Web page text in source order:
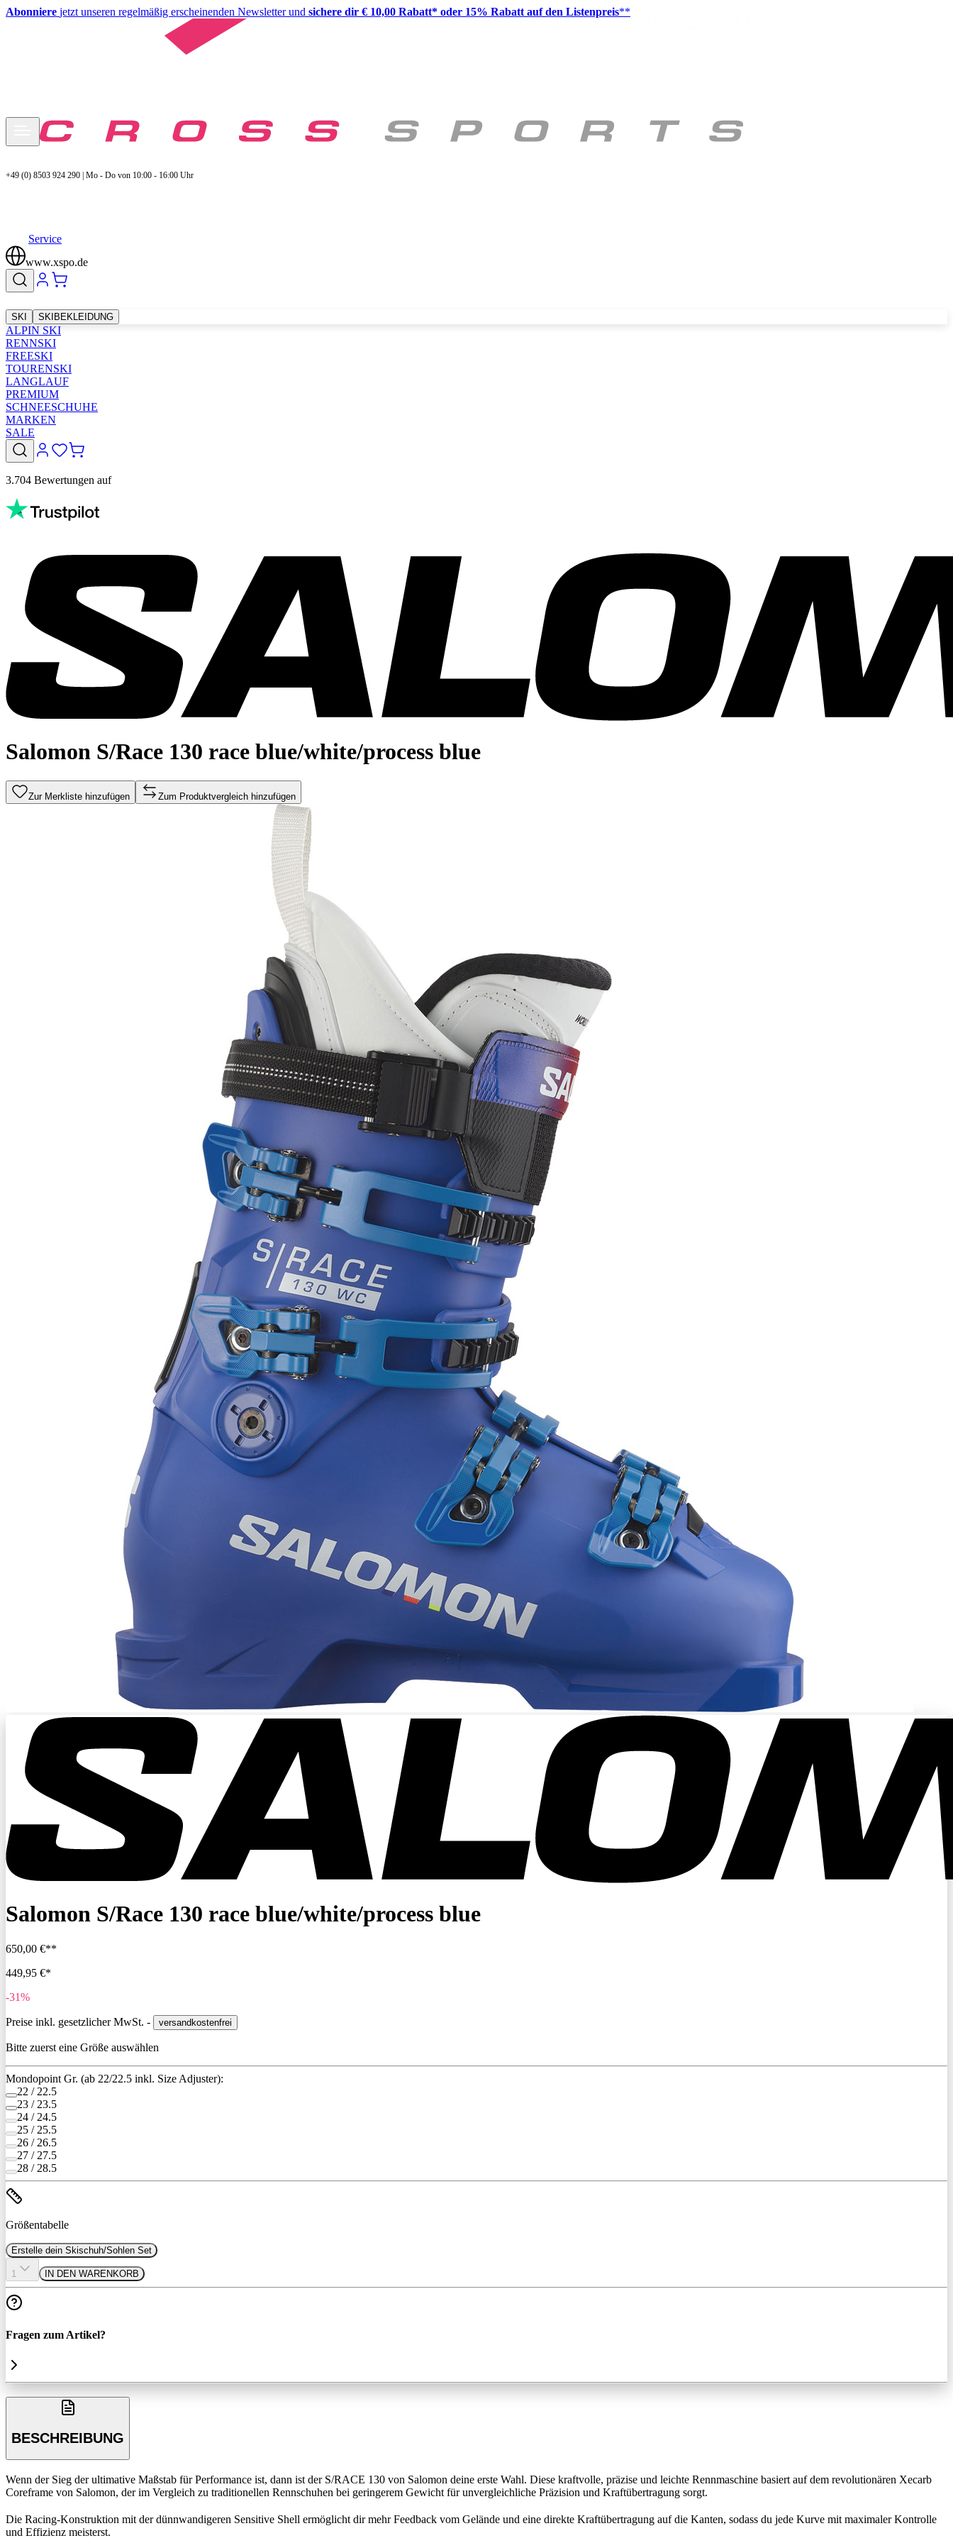
Abonniere jetzt unseren regelmäßig erscheinenden Newsletter und sichere dir € 10,00 Rabatt* oder 15% Rabatt auf den Listenpreis**
+49 (0) 8503 924 290 | Mo - Do von 10:00 - 16:00 Uhr
Service
www.xspo.de
SKI SKIBEKLEIDUNG
ALPIN SKI
RENNSKI
FREESKI
TOURENSKI
LANGLAUF
PREMIUM
SCHNEESCHUHE
MARKEN
SALE
3.704 Bewertungen auf
Salomon S/Race 130 race blue/white/process blue
Zur Merkliste hinzufügen Zum Produktvergleich hinzufügen
Salomon S/Race 130 race blue/white/process blue
650,00 €**
449,95 €*
-31%
Preise inkl. gesetzlicher MwSt. - versandkostenfrei
Bitte zuerst eine Größe auswählen
Mondopoint Gr. (ab 22/22.5 inkl. Size Adjuster):
22 / 22.5
23 / 23.5
24 / 24.5
25 / 25.5
26 / 26.5
27 / 27.5
28 / 28.5
Größentabelle
Erstelle dein Skischuh/Sohlen Set
1 IN DEN WARENKORB
Fragen zum Artikel?
BESCHREIBUNG
Wenn der Sieg der ultimative Maßstab für Performance ist, dann ist der S/RACE 130 von Salomon deine erste Wahl. Diese kraftvolle, präzise und leichte Rennmaschine basiert auf dem revolutionären Xecarb
Coreframe von Salomon, der im Vergleich zu traditionellen Rennschuhen bei geringerem Gewicht für unvergleichliche Präzision und Kraftübertragung sorgt.
Die Racing-Konstruktion mit der dünnwandigeren Sensitive Shell ermöglicht dir mehr Feedback vom Gelände und eine direkte Kraftübertragung auf die Kanten, sodass du jede Kurve mit maximaler Kontrolle
und Effizienz meisterst.